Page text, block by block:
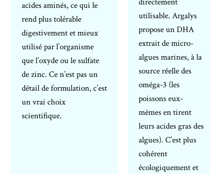
acides aminés, ce qui le
rend plus tolérable
digestivement et mieux
utilisé par l’organisme
que l’oxyde ou le sulfate
de zinc. Ce n’est pas un
détail de formulation, c’est
un vrai choix
scientifique.
utilisable. Argalys
propose un DHA
extrait de micro-
algues marines, à la
source réelle des
oméga-3 (les
poissons eux-
mêmes en tirent
leurs acides gras des
algues). C’est plus
cohérent
écologiquement et